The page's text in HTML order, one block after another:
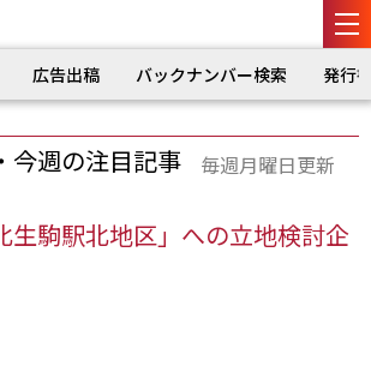
広告出稿 バックナンバー検索 発行
今週の注目記事 毎週月曜日更新
生駒駅北地区」への立地検討企